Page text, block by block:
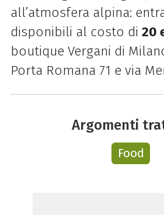
all’atmosfera alpina:
disponibili al costo di 20
boutique Vergani di
Porta Romana 71 e via
Argomenti
Food